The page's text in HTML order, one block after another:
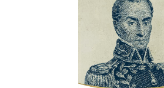
Simón José Antonio de la
Santísima Trinidad
Bolívar y Palacios Ponte y
Blanco